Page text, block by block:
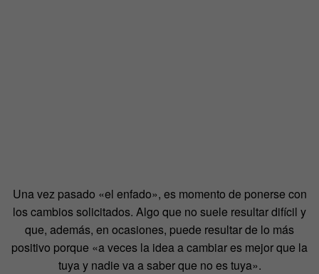
Una vez pasado «el enfado», es momento de ponerse con
los cambios solicitados. Algo que no suele resultar difícil y
que, además, en ocasiones, puede resultar de lo más
positivo porque «a veces la idea a cambiar es mejor que la
tuya y nadie va a saber que no es tuya».